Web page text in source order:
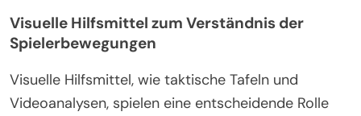
Visuelle Hilfsmittel zum Verständnis der
Spielerbewegungen
Visuelle Hilfsmittel, wie taktische Tafeln und
Videoanalysen, spielen eine entscheidende Rolle